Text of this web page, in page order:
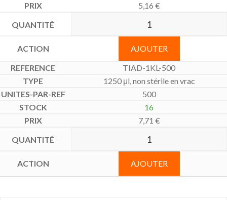
5,16 €
AJOUTER
TIAD-1KL-500
1250 μl, non stérile en vrac
500
16
7,71 €
AJOUTER